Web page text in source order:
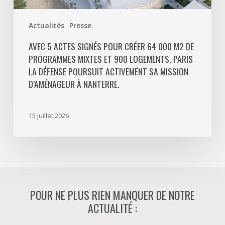
Actualités Presse
logements,
Défense
poursuit
activement
AVEC 5 ACTES SIGNÉS POUR CRÉER 64 000 M2 DE
PROGRAMMES MIXTES ET 900 LOGEMENTS, PARIS
LA DÉFENSE POURSUIT ACTIVEMENT SA MISSION
D’AMÉNAGEUR À NANTERRE.
15 juillet 2026
POUR NE PLUS RIEN MANQUER DE NOTRE
ACTUALITÉ :